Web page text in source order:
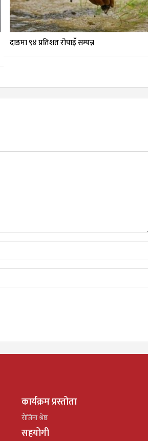
दाङमा ९४ प्रतिशत रोपाइँ सम्पन्न
कार्यक्रम प्रस्तोता
रोजिना श्रेष्ठ
सहयोगी